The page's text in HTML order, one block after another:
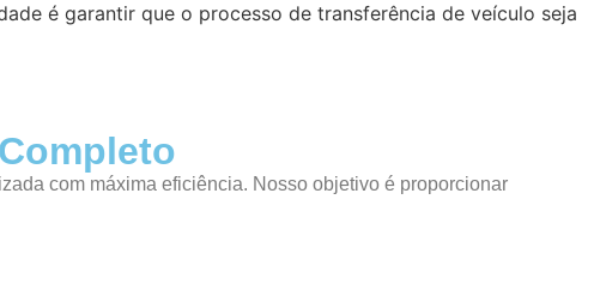
é garantir que o processo de transferência de veículo seja
com máxima eficiência. Nosso objetivo é proporcionar